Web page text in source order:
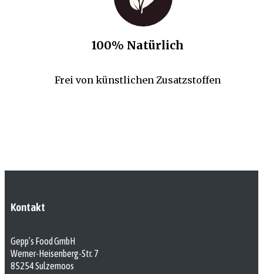
100% Natürlich
Frei von künstlichen Zusatzstoffen
Kontakt
Gepp’s Food GmbH
Werner-Heisenberg-Str. 7
85254 Sulzemoos